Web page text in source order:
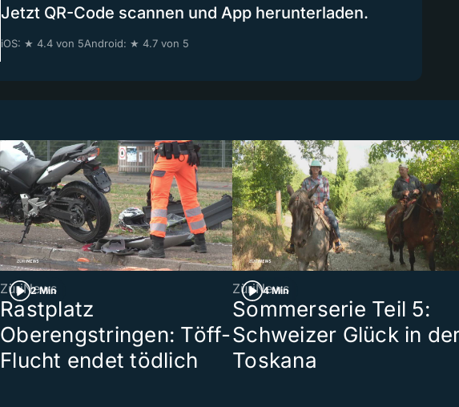
Jetzt QR-Code scannen und App herunterladen.
iOS: ★ 4.4 von 5Android: ★ 4.7 von 5
2 Min
ZüriNews
Rastplatz
Oberengstringen: Töff-
Flucht endet tödlich
4 Min
ZüriNews
Sommerserie Teil 5:
Schweizer Glück in
Toskana